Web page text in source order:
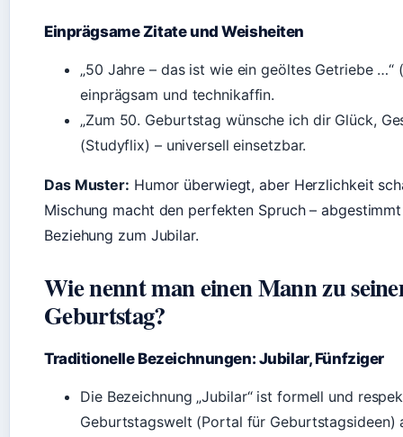
Einprägsame Zitate und Weisheiten
„50 Jahre – das ist wie ein geöltes Getriebe …“
einprägsam und technikaffin.
„Zum 50. Geburtstag wünsche ich dir Glück,
(Studyflix) – universell einsetzbar.
Das Muster: Humor überwiegt, aber Herzlichkeit
Mischung macht den perfekten Spruch –
Beziehung zum Jubilar.
Wie nennt man einen Mann zu
Geburtstag?
Traditionelle Bezeichnungen: Jubilar, Fünfziger
Die Bezeichnung „Jubilar“ ist formell und
Geburtstagswelt (Portal für Geburtstagsideen)